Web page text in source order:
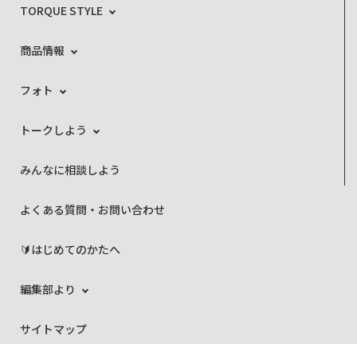
TORQUE STYLE
商品情報
フォト
トークしよう
みんなに相談しよう
よくある質問・お問い合わせ
🔰はじめてのかたへ
編集部より
サイトマップ